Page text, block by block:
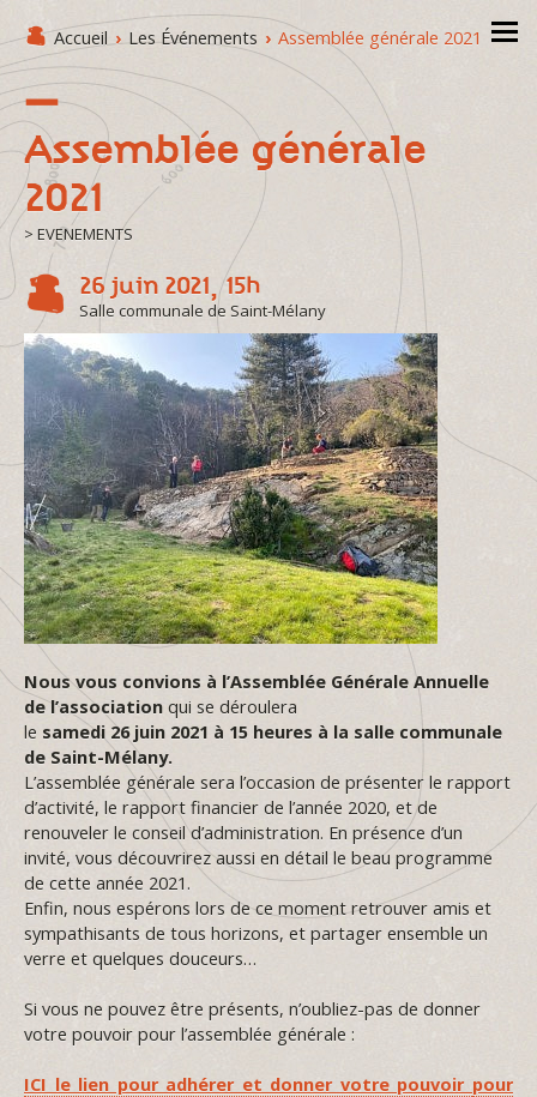
Accueil › Les Événements › Assemblée générale 2021
Assemblée générale
2021
> EVENEMENTS
26 juin 2021, 15h
Salle communale de Saint-Mélany
Nous vous convions à l’Assemblée Générale Annuelle
de l’association qui se déroulera
le samedi 26 juin 2021 à 15 heures à la salle communale
de Saint-Mélany.
L’assemblée générale sera l’occasion de présenter le rapport
d’activité, le rapport financier de l’année 2020, et de
renouveler le conseil d’administration. En présence d’un
invité, vous découvrirez aussi en détail le beau programme
de cette année 2021.
Enfin, nous espérons lors de ce moment retrouver amis et
sympathisants de tous horizons, et partager ensemble un
verre et quelques douceurs…
Si vous ne pouvez être présents, n’oubliez-pas de donner
votre pouvoir pour l’assemblée générale :
ICI le lien pour adhérer et donner votre pouvoir pour